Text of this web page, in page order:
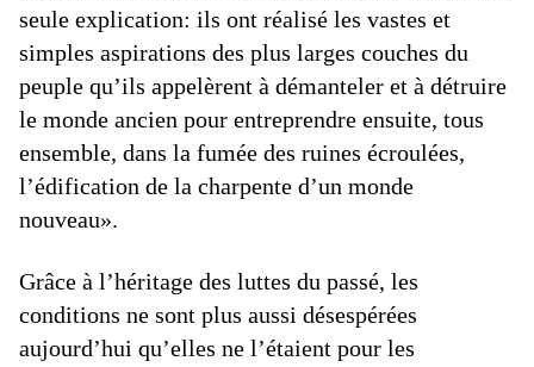
seule explication: ils ont réalisé les vastes et
simples aspirations des plus larges couches du
peuple qu’ils appelèrent à démanteler et à détruire
le monde ancien pour entreprendre ensuite, tous
ensemble, dans la fumée des ruines écroulées,
l’édification de la charpente d’un monde
nouveau».
Grâce à l’héritage des luttes du passé, les
conditions ne sont plus aussi désespérées
aujourd’hui qu’elles ne l’étaient pour les